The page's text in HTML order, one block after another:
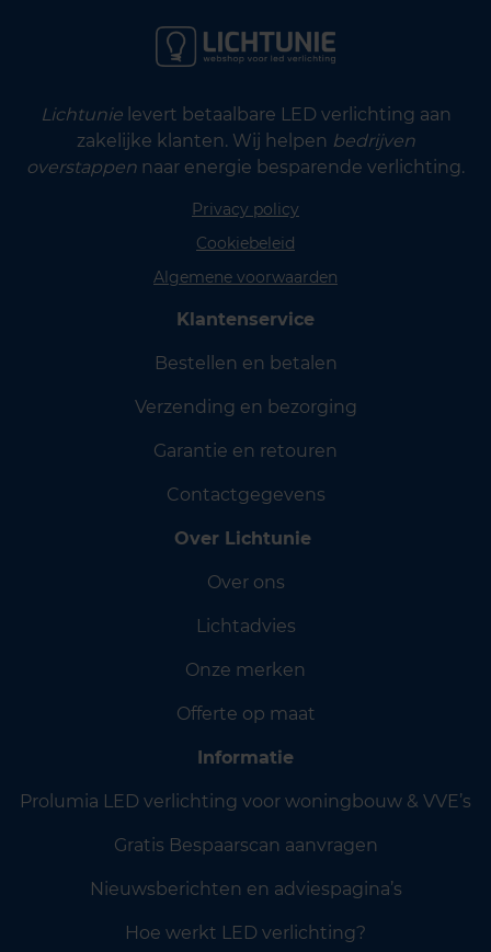
Lichtunielevert betaalbare LED verlichting aan
zakelijke klanten. Wij helpen bedrijven
overstappen naar energie besparende verlichting.
Privacy policy
Cookiebeleid
Algemene voorwaarden
Klantenservice
Bestellen en betalen
Verzending en bezorging
Garantie en retouren
Contactgegevens
Over Lichtunie
Over ons
Lichtadvies
Onze merken
Offerte op maat
Informatie
Prolumia LED verlichting voor woningbouw & VVE’s
Gratis Bespaarscan aanvragen
Nieuwsberichten en adviespagina’s
Hoe werkt LED verlichting?